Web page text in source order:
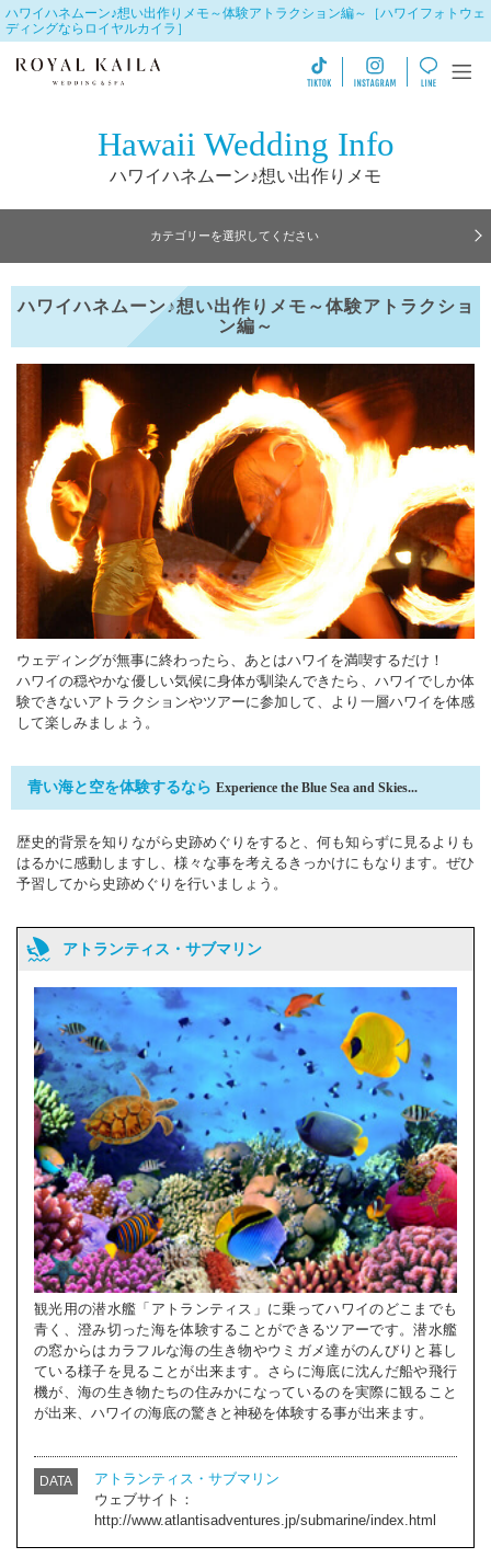
ハワイハネムーン♪想い出作りメモ～体験アトラクション編～［ハワイフォトウェ
ディングならロイヤルカイラ］
Hawaii Wedding Info
ハワイハネムーン♪想い出作りメモ
カテゴリーを選択してください
ハワイハネムーン♪想い出作りメモ～体験アトラクショ
ン編～
ウェディングが無事に終わったら、あとはハワイを満喫するだけ！
ハワイの穏やかな優しい気候に身体が馴染んできたら、ハワイでしか体
験できないアトラクションやツアーに参加して、より一層ハワイを体感
して楽しみましょう。
青い海と空を体験するなら Experience the Blue Sea and Skies...
歴史的背景を知りながら史跡めぐりをすると、何も知らずに見るよりも
はるかに感動しますし、様々な事を考えるきっかけにもなります。ぜひ
予習してから史跡めぐりを行いましょう。
アトランティス・サブマリン
観光用の潜水艦「アトランティス」に乗ってハワイのどこまでも
青く、澄み切った海を体験することができるツアーです。潜水艦
の窓からはカラフルな海の生き物やウミガメ達がのんびりと暮し
ている様子を見ることが出来ます。さらに海底に沈んだ船や飛行
機が、海の生き物たちの住みかになっているのを実際に観ること
が出来、ハワイの海底の驚きと神秘を体験する事が出来ます。
DATA
アトランティス・サブマリン
ウェブサイト：
http://www.atlantisadventures.jp/submarine/index.html